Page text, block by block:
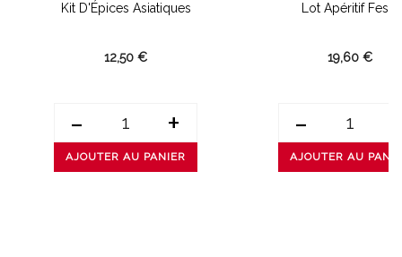
Kit D'Épices Asiatiques
12,50 €
- +
AJOUTER AU PANIER
Lot Apéritif Festif
19,60 €
-
AJOUTER AU